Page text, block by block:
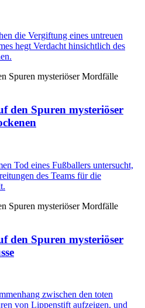
die Vergiftung eines untreuen
hegt Verdacht hinsichtlich des
den Spuren mysteriöser
Tod eines Fußballers untersucht,
des Teams für die
den Spuren mysteriöser
zwischen den toten
von Lippenstift aufzeigen, und